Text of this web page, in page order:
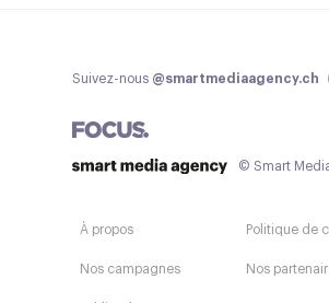
Suivez-nous @smartmediaagency.ch
© Smart
À propos
Nos campagnes
Politique de
Nos